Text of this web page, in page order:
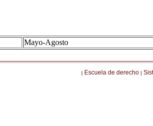
Mayo-Agosto
| Escuela de derecho |